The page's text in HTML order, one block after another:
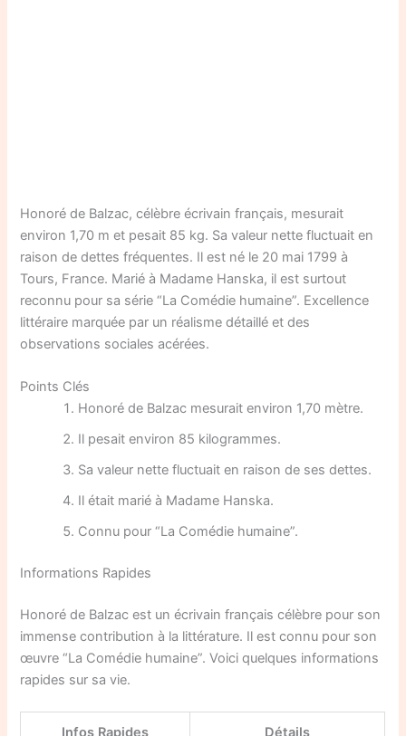
Honoré de Balzac, célèbre écrivain français, mesurait
environ 1,70 m et pesait 85 kg. Sa valeur nette fluctuait en
raison de dettes fréquentes. Il est né le 20 mai 1799 à
Tours, France. Marié à Madame Hanska, il est surtout
reconnu pour sa série “La Comédie humaine”. Excellence
littéraire marquée par un réalisme détaillé et des
observations sociales acérées.
Points Clés
Honoré de Balzac mesurait environ 1,70 mètre.
Il pesait environ 85 kilogrammes.
Sa valeur nette fluctuait en raison de ses dettes.
Il était marié à Madame Hanska.
Connu pour “La Comédie humaine”.
Informations Rapides
Honoré de Balzac est un écrivain français célèbre pour son
immense contribution à la littérature. Il est connu pour son
œuvre “La Comédie humaine”. Voici quelques informations
rapides sur sa vie.
Infos Rapides Détails